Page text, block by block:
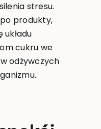
stresu.
produkty,
cukru we
odżywczych